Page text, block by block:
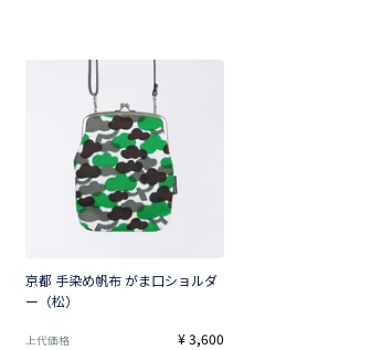
京都 手染め帆布 がま口ショルダ
ー（松）
上代価格 ¥ 3,600